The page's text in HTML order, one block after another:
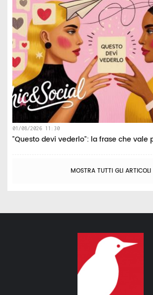
01/08/2026 11:30
"Questo devi vederlo": la frase che vale
MOSTRA TUTTI GLI ARTICOLI